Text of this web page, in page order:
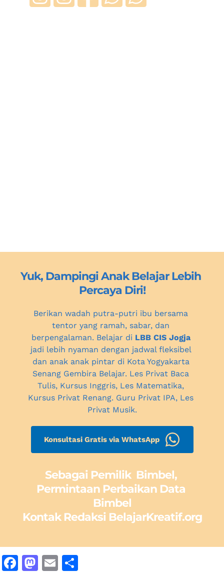
Yuk, Dampingi Anak Belajar Lebih
Percaya Diri!
Berikan wadah putra-putri ibu bersama
tentor yang ramah, sabar, dan
berpengalaman. Belajar di LBB CIS Jogja
jadi lebih nyaman dengan jadwal fleksibel
dan anak anak pintar di Kota Yogyakarta
Senang Gembira Belajar. Les Privat Baca
Tulis, Kursus Inggris, Les Matematika,
Kursus Privat Renang. Guru Privat IPA, Les
Privat Musik.
Konsultasi Gratis via WhatsApp
Sebagai Pemilik  Bimbel,
Permintaan Perbaikan Data
Bimbel
Kontak Redaksi BelajarKreatif.org
F
M E